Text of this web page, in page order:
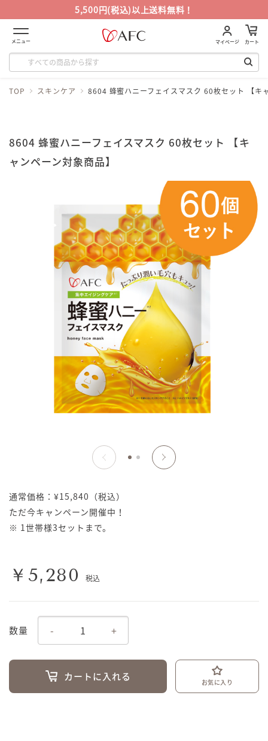
5,500円(税込)以上送料無料！
メニュー マイページ カート
TOP スキンケア 8604 蜂蜜ハニーフェイスマスク 60枚セット 【キ
8604 蜂蜜ハニーフェイスマスク 60枚セット 【キ
ャンペーン対象商品】
通常価格：¥15,840（税込）
ただ今キャンペーン開催中！
※ 1世帯様3セットまで。
￥5,280 税込
数量 - +
カートに入れる お気に入り